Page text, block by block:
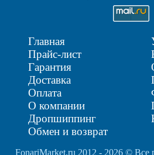
Главная
Прайс-лист
Гарантия
Доставка
Оплата
О компании
Дропшиппинг
Обмен и возврат
FonariMarket.ru 2012 - 2026 © Все